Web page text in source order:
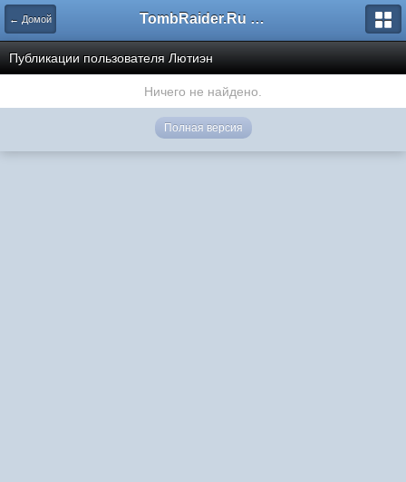
← Домой TombRaider.Ru - Форумы
Публикации пользователя Лютиэн
Ничего не найдено.
Полная версия